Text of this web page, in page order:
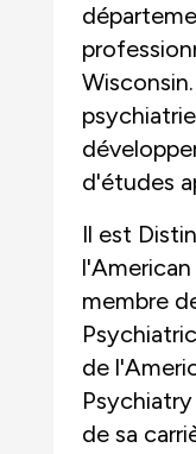
d'études
Il est
membre
de
de sa